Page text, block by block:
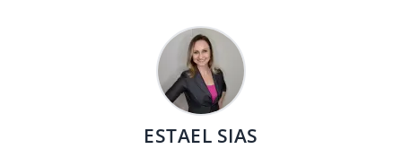
ESTAEL SIAS